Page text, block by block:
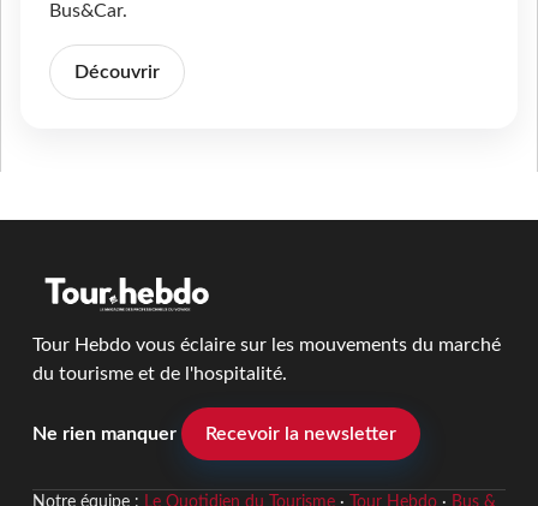
Bus&Car.
Découvrir
Tour Hebdo vous éclaire sur les mouvements du marché
du tourisme et de l'hospitalité.
Ne rien manquer Recevoir la newsletter
Notre équipe : Le Quotidien du Tourisme· Tour Hebdo· Bus &